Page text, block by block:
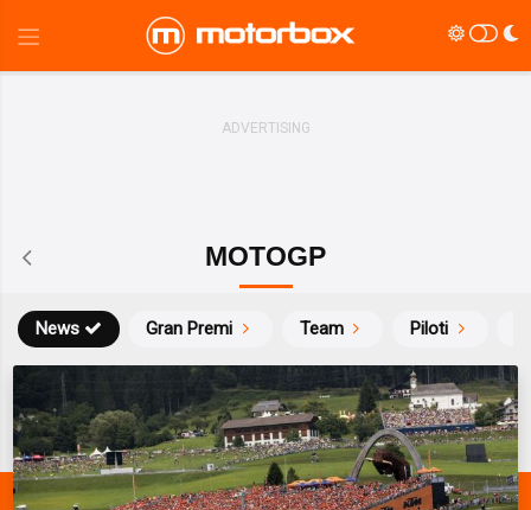
MOTOGP
News Gran Premi Team Piloti